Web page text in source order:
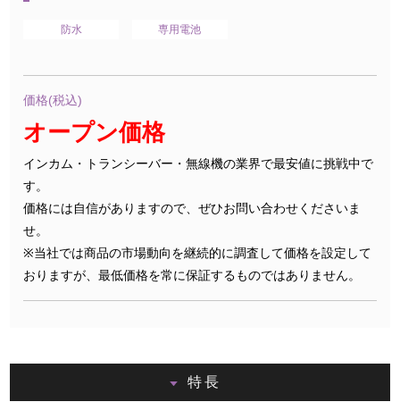
防水 専用電池
価格(税込)
オープン価格
インカム・トランシーバー・無線機の業界で最安値に挑戦中で
す。
価格には自信がありますので、ぜひお問い合わせくださいま
せ。
※当社では商品の市場動向を継続的に調査して価格を設定して
おりますが、最低価格を常に保証するものではありません。
特長